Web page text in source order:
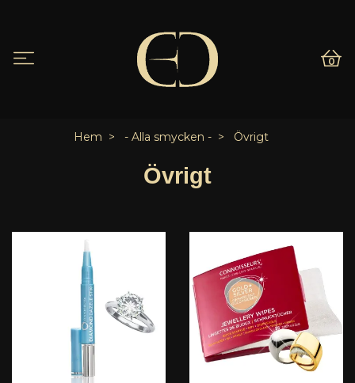
0
Hem - Alla smycken - Övrigt
Övrigt